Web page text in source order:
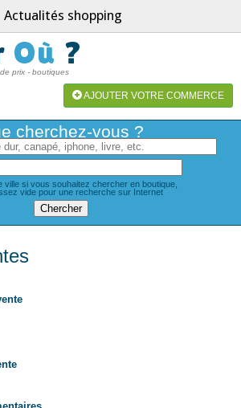
Actualités shopping
Où ?
prix - boutiques
AJOUTER VOTRE COMMERCE
cherchez-vous ?
ville si vous souhaitez chercher en boutique,
vide pour une recherche sur Internet